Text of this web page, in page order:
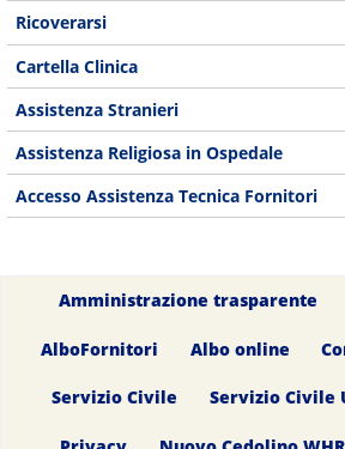
Ricoverarsi
Cartella Clinica
Assistenza Stranieri
Assistenza Religiosa in Ospedale
Accesso Assistenza Tecnica Fornitori
Amministrazione trasparente
AlboFornitori Albo online
Servizio Civile Servizio Civile